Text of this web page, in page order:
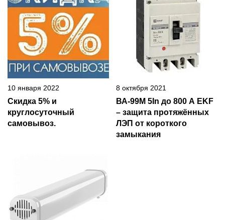
10 января 2022
Скидка 5% и
круглосуточный
самовывоз.
8 октября 2021
ВА-99М 5In до 800 А EKF
– защита протяжённых
ЛЭП от короткого
замыкания